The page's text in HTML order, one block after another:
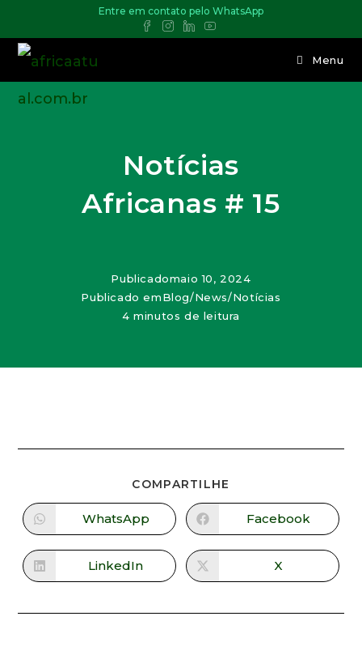
Entre em contato pelo WhatsApp
Menu
Notícias
Africanas # 15
Publicadomaio 10, 2024
Publicado emBlog/News/Notícias
4 minutos de leitura
COMPARTILHE
WhatsApp Facebook
LinkedIn X